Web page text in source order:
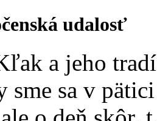
udalosť
a jeho
sme sa v